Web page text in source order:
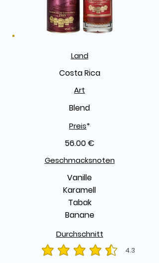
Land
Costa Rica
Art
Blend
Preis*
56.00 €
Geschmacksnoten
Vanille
Karamell
Tabak
Banane
Durchschnitt
4.3
durchschnittliches Rating ist 4.3 von 5